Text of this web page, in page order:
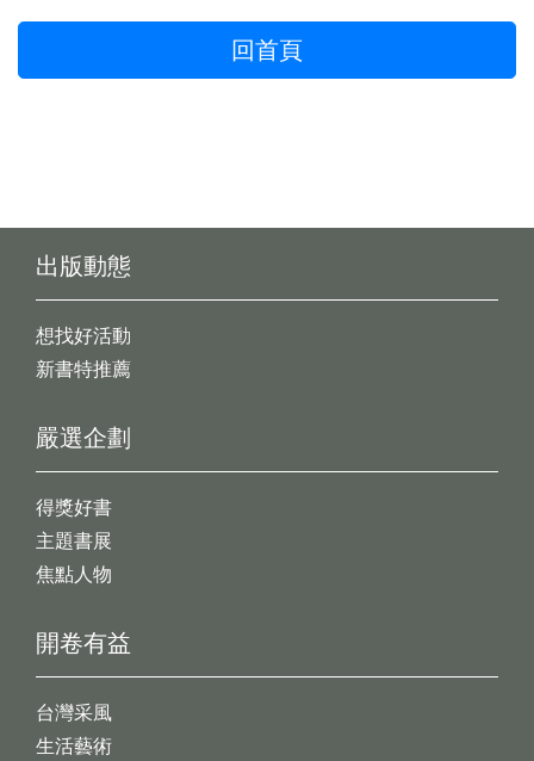
回首頁
出版動態
想找好活動
新書特推薦
開卷有益
台灣采風
生活藝術
嚴選企劃
得獎好書
主題書展
焦點人物